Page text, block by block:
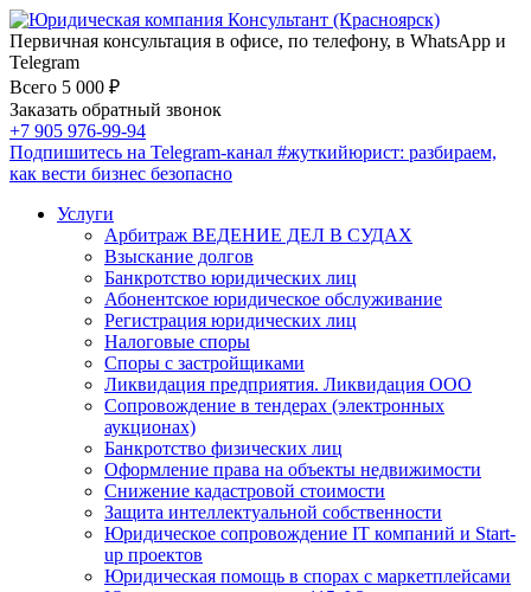
Первичная консультация в офисе, по телефону, в WhatsApp и
Telegram
Всего 5 000 ₽
Заказать обратный звонок
+7 905 976-99-94
Подпишитесь на Telegram-канал #жуткийюрист: разбираем,
как вести бизнес безопасно
Услуги
Арбитраж ВЕДЕНИЕ ДЕЛ В СУДАХ
Взыскание долгов
Банкротство юридических лиц
Абонентское юридическое обслуживание
Регистрация юридических лиц
Налоговые споры
Споры с застройщиками
Ликвидация предприятия. Ликвидация ООО
Сопровождение в тендерах (электронных
аукционах)
Банкротство физических лиц
Оформление права на объекты недвижимости
Снижение кадастровой стоимости
Защита интеллектуальной собственности
Юридическое сопровождение IT компаний и Start-
up проектов
Юридическая помощь в спорах с маркетплейсами